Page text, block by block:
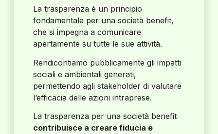
La trasparenza è un principio
fondamentale per una società benefit,
che si impegna a comunicare
apertamente su tutte le sue attività.
Rendicontiamo pubblicamente gli impatti
sociali e ambientali generati,
permettendo agli stakeholder di valutare
l’efficacia delle azioni intraprese.
La trasparenza per una società benefit
contribuisce a creare fiducia e